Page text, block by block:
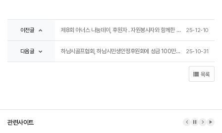
이전글 제8회 아너스 나눔데이, 후원자 . 자원봉사자와 함께한 따뜻한 감사의 밤 25-12-10
다음글 하남시골프협회, 하남시민생안정후원회에 성금 100만원 전달...지역사회 나눔실천 25-10-31
목록
관련사이트 이전 배너
배너 정지
다음 배
배